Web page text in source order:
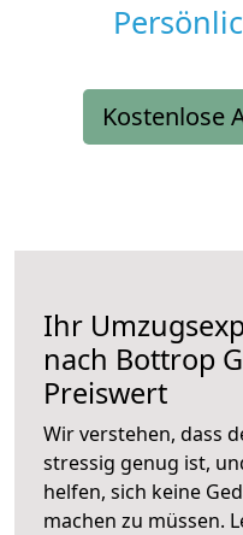
Kostenlose
Ihr
nach Bottrop
Preiswert
Wir verstehen, dass
stressig genug ist,
helfen, sich keine
machen zu müssen.